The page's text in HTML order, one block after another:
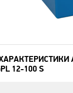
12-100 S